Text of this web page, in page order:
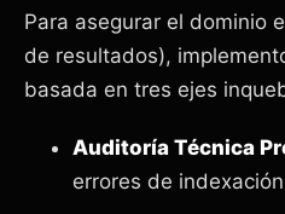
Para asegurar el dominio
de resultados),
basada en tres ejes
Auditoría Técnica
errores de